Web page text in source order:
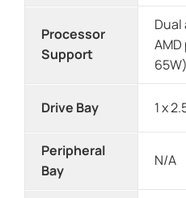
Processor
Support
Dual
AMD
65W)
Drive Bay 1 x
Peripheral
Bay
N/A